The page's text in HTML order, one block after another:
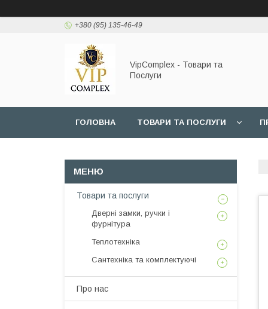
+380 (95) 135-46-49
VipComplex - Товари та
Послуги
ГОЛОВНА ТОВАРИ ТА ПОСЛУГИ
Товари та послуги
Дверні замки, ручки і
фурнітура
Теплотехніка
Сантехніка та комплектуючі
Про нас